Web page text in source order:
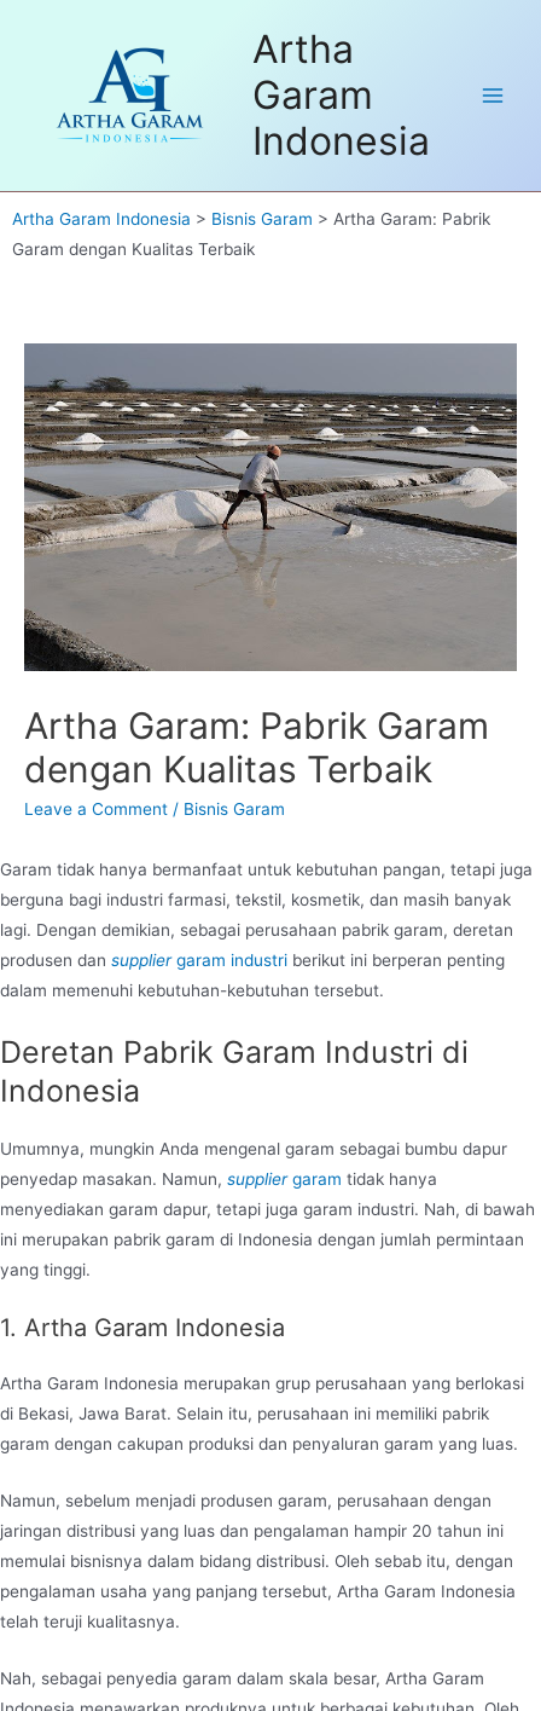
Artha
Garam
Indonesia
Artha Garam Indonesia > Bisnis Garam > Artha Garam: Pabrik
Garam dengan Kualitas Terbaik
Artha Garam: Pabrik Garam
dengan Kualitas Terbaik
Leave a Comment / Bisnis Garam
Garam tidak hanya bermanfaat untuk kebutuhan pangan, tetapi juga
berguna bagi industri farmasi, tekstil, kosmetik, dan masih banyak
lagi. Dengan demikian, sebagai perusahaan pabrik garam, deretan
produsen dan suppliergaram industri berikut ini berperan penting
dalam memenuhi kebutuhan-kebutuhan tersebut.
Deretan Pabrik Garam Industri di
Indonesia
Umumnya, mungkin Anda mengenal garam sebagai bumbu dapur
penyedap masakan. Namun, suppliergaram tidak hanya
menyediakan garam dapur, tetapi juga garam industri. Nah, di bawah
ini merupakan pabrik garam di Indonesia dengan jumlah permintaan
yang tinggi.
1. Artha Garam Indonesia
Artha Garam Indonesia merupakan grup perusahaan yang berlokasi
di Bekasi, Jawa Barat. Selain itu, perusahaan ini memiliki pabrik
garam dengan cakupan produksi dan penyaluran garam yang luas.
Namun, sebelum menjadi produsen garam, perusahaan dengan
jaringan distribusi yang luas dan pengalaman hampir 20 tahun ini
memulai bisnisnya dalam bidang distribusi. Oleh sebab itu, dengan
pengalaman usaha yang panjang tersebut, Artha Garam Indonesia
telah teruji kualitasnya.
Nah, sebagai penyedia garam dalam skala besar, Artha Garam
Dapatkan FREE Sample untuk
pembelian pertama. Hubungi kami